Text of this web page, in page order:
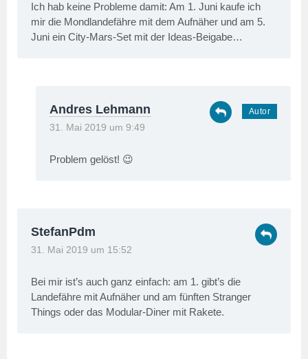
Ich hab keine Probleme damit: Am 1. Juni kaufe ich
mir die Mondlandefähre mit dem Aufnäher und am 5.
Juni ein City-Mars-Set mit der Ideas-Beigabe…
Andres Lehmann
31. Mai 2019 um 9:49
Problem gelöst! 😉
StefanPdm
31. Mai 2019 um 15:52
Bei mir ist’s auch ganz einfach: am 1. gibt’s die
Landefähre mit Aufnäher und am fünften Stranger
Things oder das Modular-Diner mit Rakete.